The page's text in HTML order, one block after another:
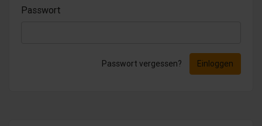
Passwort
Passwort vergessen? Einloggen